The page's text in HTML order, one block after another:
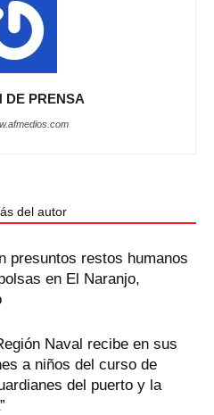
DE PRENSA
del autor
presuntos restos humanos
en El Naranjo,
Naval recibe en sus
a niños del curso de
del puerto y la